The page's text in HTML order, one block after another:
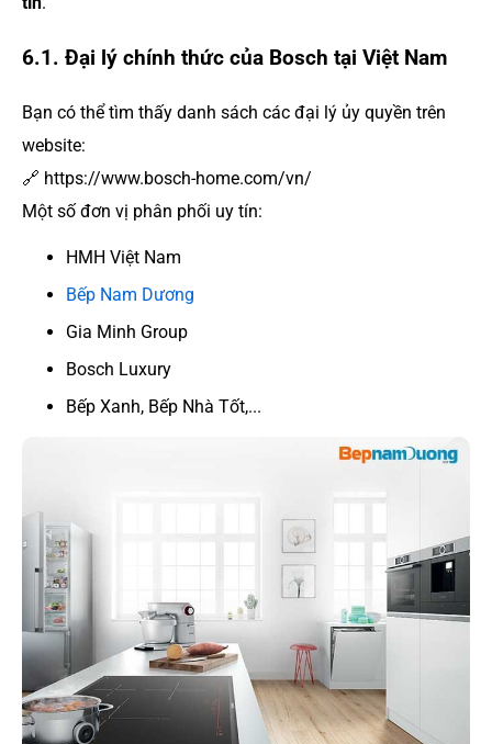
6.1. Đại lý chính thức của Bosch tại Việt Nam
Bạn có thể tìm thấy danh sách các đại lý ủy quyền trên
website:
🔗 https://www.bosch-home.com/vn/
Một số đơn vị phân phối uy tín:
HMH Việt Nam
Bếp Nam Dương
Gia Minh Group
Bosch Luxury
Bếp Xanh, Bếp Nhà Tốt,...